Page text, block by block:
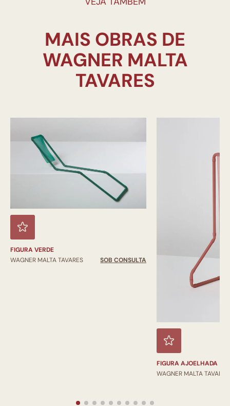
MAIS OBRAS DE
WAGNER MALTA
FIGURA VERDE
WAGNER MALTA TAVARES
SOB CONSULTA
FIGURA AJOELHADA
WAGNER MALTA TAVARES